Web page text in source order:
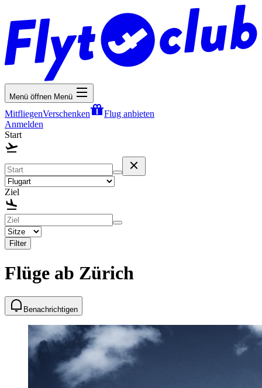
Menü öffnen Menü
MitfliegenVerschenken
Flug anbieten
Anmelden
Start
Ziel
Filter
Flüge ab Zürich
Benachrichtigen